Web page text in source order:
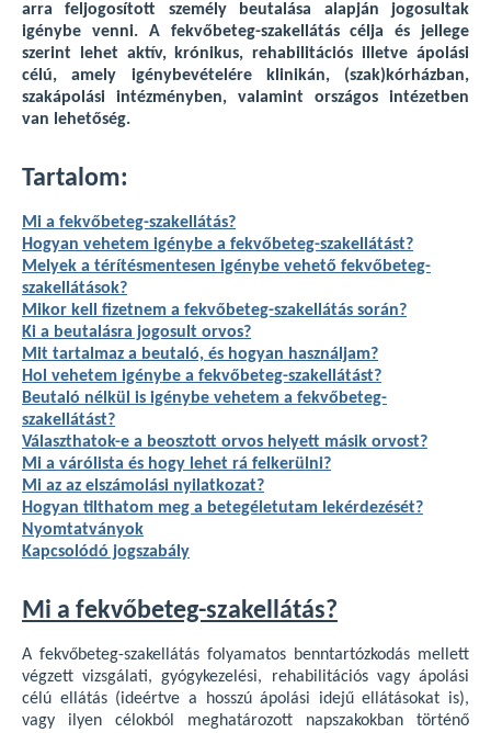
arra feljogosított személy beutalása alapján jogosultak
igénybe venni. A fekvőbeteg-szakellátás célja és jellege
szerint lehet aktív, krónikus, rehabilitációs illetve ápolási
célú, amely igénybevételére klinikán, (szak)kórházban,
szakápolási intézményben, valamint országos intézetben
van lehetőség.
Tartalom:
Mi a fekvőbeteg-szakellátás?
Hogyan vehetem igénybe a fekvőbeteg-szakellátást?
Melyek a térítésmentesen igénybe vehető fekvőbeteg-
szakellátások?
Mikor kell fizetnem a fekvőbeteg-szakellátás során?
Ki a beutalásra jogosult orvos?
Mit tartalmaz a beutaló, és hogyan használjam?
Hol vehetem igénybe a fekvőbeteg-szakellátást?
Beutaló nélkül is igénybe vehetem a fekvőbeteg-
szakellátást?
Választhatok-e a beosztott orvos helyett másik orvost?
Mi a várólista és hogy lehet rá felkerülni?
Mi az az elszámolási nyilatkozat?
Hogyan tilthatom meg a betegéletutam lekérdezését?
Nyomtatványok
Kapcsolódó jogszabály
Mi a fekvőbeteg-szakellátás?
A fekvőbeteg-szakellátás folyamatos benntartózkodás mellett
végzett vizsgálati, gyógykezelési, rehabilitációs vagy ápolási
célú ellátás (ideértve a hosszú ápolási idejű ellátásokat is),
vagy ilyen célokból meghatározott napszakokban történő